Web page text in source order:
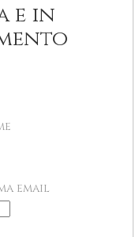
e in
email